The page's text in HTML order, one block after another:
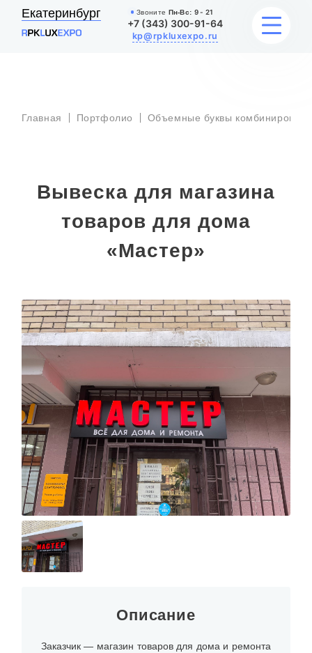
Екатеринбург Звоните Пн-Вс: 9 - 21
+7 (343) 300-91-64
kp@rpkluxexpo.ru
Главная Портфолио Объемные буквы
Вывеска для магазина
товаров для дома
«Мастер»
Описание
Заказчик — магазин товаров для дома и ремонта